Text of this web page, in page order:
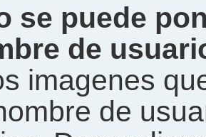
se puede
de
imagenes
de